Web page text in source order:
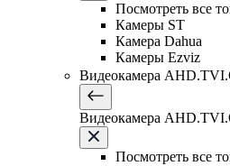
Посмотреть все
Камеры ST
Камера Dahua
Камеры Ezviz
Видеокамера
Видеокамера
Посмотреть все